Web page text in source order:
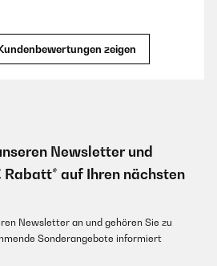
ça prenait du temps à chauffer.Mais alors
vite, et super pratique avec le thermostat
de le piloter soit manuellement soit
facile à installer mais je n’avais pas
zeigen
Newsletter und
Rabatt* auf Ihren nächsten
Newsletter an und gehören Sie zu
Sonderangebote informiert